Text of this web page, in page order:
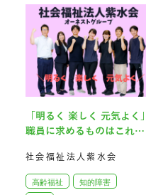
「明るく 楽しく 元気よく」
職員に求めるものはこれだ
社会福祉法人紫水会
高齢福祉 知的障害